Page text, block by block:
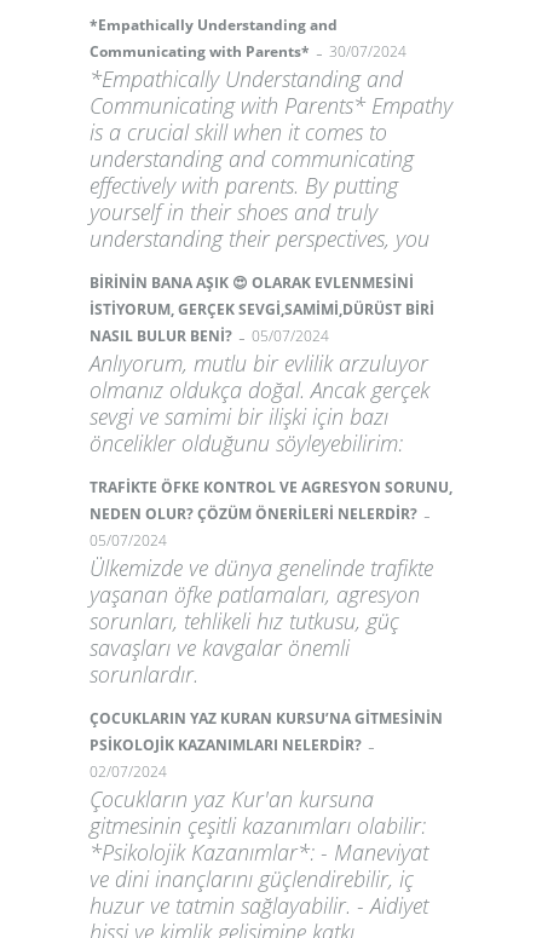
*Empathically Understanding and
Communicating with Parents* - 30/07/2024
*Empathically Understanding and
Communicating with Parents* Empathy
is a crucial skill when it comes to
understanding and communicating
effectively with parents. By putting
yourself in their shoes and truly
understanding their perspectives, you
BİRİNİN BANA AŞIK 😍 OLARAK EVLENMESİNİ
İSTİYORUM, GERÇEK SEVGİ,SAMİMİ,DÜRÜST BİRİ
NASIL BULUR BENİ? - 05/07/2024
Anlıyorum, mutlu bir evlilik arzuluyor
olmanız oldukça doğal. Ancak gerçek
sevgi ve samimi bir ilişki için bazı
öncelikler olduğunu söyleyebilirim:
TRAFİKTE ÖFKE KONTROL VE AGRESYON SORUNU,
NEDEN OLUR? ÇÖZÜM ÖNERİLERİ NELERDİR? -
05/07/2024
Ülkemizde ve dünya genelinde trafikte
yaşanan öfke patlamaları, agresyon
sorunları, tehlikeli hız tutkusu, güç
savaşları ve kavgalar önemli
sorunlardır.
ÇOCUKLARIN YAZ KURAN KURSU’NA GİTMESİNİN
PSİKOLOJİK KAZANIMLARI NELERDİR? -
02/07/2024
Çocukların yaz Kur'an kursuna
gitmesinin çeşitli kazanımları olabilir:
*Psikolojik Kazanımlar*: - Maneviyat
ve dini inançlarını güçlendirebilir, iç
huzur ve tatmin sağlayabilir. - Aidiyet
hissi ve kimlik gelişimine katkı